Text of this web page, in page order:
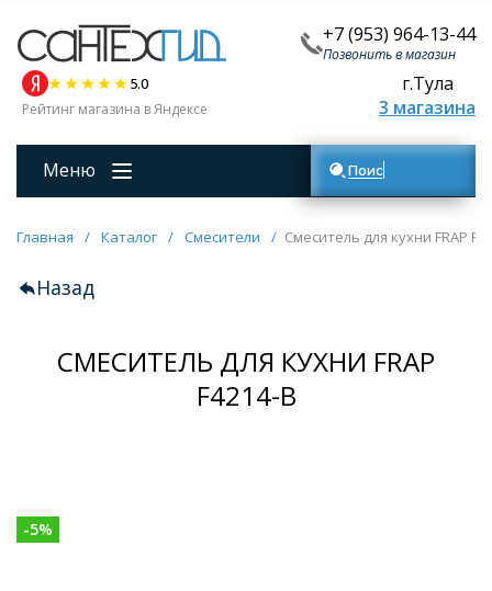
+7 (953) 964-13-44
Позвонить в магазин
5.0
Рейтинг магазина в Яндексе
г.Тула
3 магазина
Меню Поиск товаров
Главная / Каталог / Смесители / Смеситель для кухни FRAP
Назад
СМЕСИТЕЛЬ ДЛЯ КУХНИ FRAP
F4214-B
-5%